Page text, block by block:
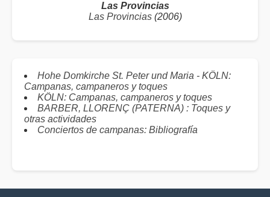
Las Provincias
Las Provincias(2006)
Hohe Domkirche St. Peter und Maria - KÖLN:
Campanas, campaneros y toques
KÖLN: Campanas, campaneros y toques
BARBER, LLORENÇ (PATERNA) : Toques y
otras actividades
Conciertos de campanas: Bibliografía